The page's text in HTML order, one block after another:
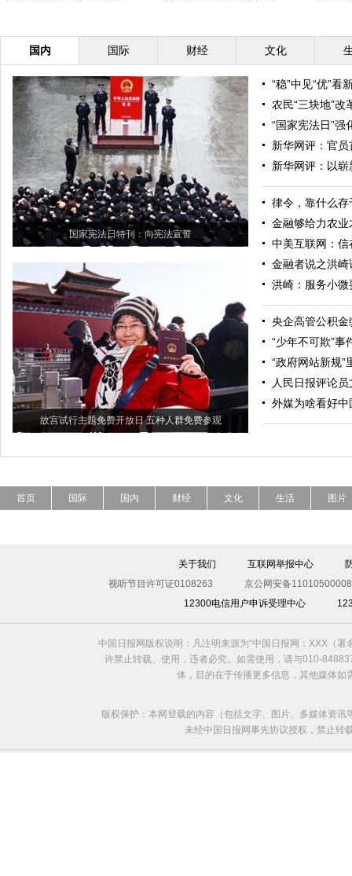
国内 国际 财经 文化
国家宪法日特刊：向宪法宣誓
故宫试行主题免费开放日 五种人群免费参观
“稳”中见“优”看
农民“三块地”改
“国家宪法日”强
新华网评：官
新华网评：以
律令，靠什么
金融够给力农业
中美互联网：
金融者说之洪崎
洪崎：服务小
央企高管公积
“少年不可欺”事
“政府网站新规”
人民日报评论
外媒为啥看好中
首页 国际 国内 财经 文化 生活 图片
关于我们 互联网举报中心
视听节目许可证0108263
京公网安备
12300电信用户申诉受理中心
中国日报网版权说明：凡注明来源为“中国日报网：XXX（
许禁止转载、使用，违者必究。如需使用，请与010-
体，目的在于传播更多信息，其他媒体
版权保护：本网登载的内容（包括文字、图片、多媒体资
未经中国日报网事先协议授权，禁止转